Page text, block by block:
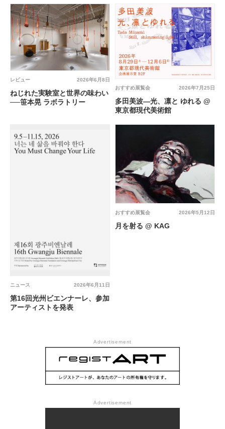
2026年6月8日
レビュー
ねじれた実験室と世界の味わい
──笹本晃 ラボラトリー
2026年7月25日
おすすめ展覧会
多田美波―光、凛と ゆれる @
東京都現代美術館
2026年6月11日
ニュース
第16回光州ビエンナーレ、参加
アーティストを発表
2026年5月12日
おすすめ展覧会
月を射る @ KAG
Advertisement
Advertisement